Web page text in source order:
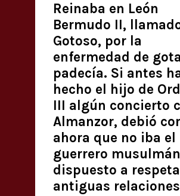
Reinaba en León
Bermudo II,
Gotoso, por la
enfermedad de
padecía. Si antes
hecho el hijo de
III algún concierto
Almanzor, debió
ahora que no iba el
guerrero musulmán
dispuesto a
antiguas